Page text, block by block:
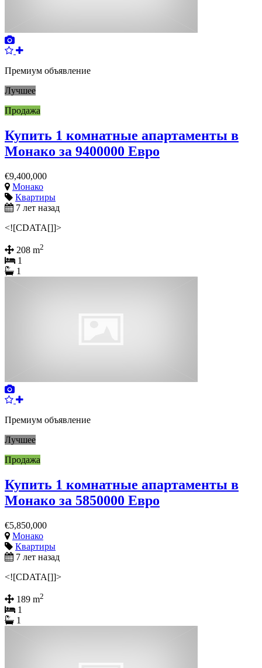
Премиум объявление
Лучшее
Продажа
Купить 1 комнатные апартаменты в
Монако за 9400000 Евро
€9,400,000
Монако
Квартиры
7 лет назад
<![CDATA[]]>
208 m2
1
1
Премиум объявление
Лучшее
Продажа
Купить 1 комнатные апартаменты в
Монако за 5850000 Евро
€5,850,000
Монако
Квартиры
7 лет назад
<![CDATA[]]>
189 m2
1
1